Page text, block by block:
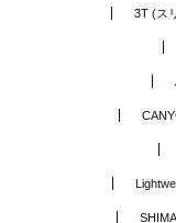
3T (ス